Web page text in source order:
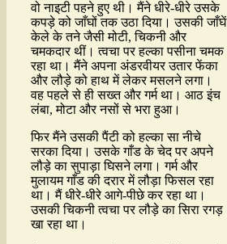
वो नाइटी पहने हुए थी। मैंने धीरे-धीरे उसके
कपड़े को जाँघों तक उठा दिया। उसकी जाँघें
केले के तने जैसी मोटी, चिकनी और
चमकदार थीं। त्वचा पर हल्का पसीना चमक
रहा था। मैंने अपना अंडरवीयर उतार फेंका
और लौड़े को हाथ में लेकर मसलने लगा।
वह पहले से ही सख्त और गर्म था। आठ इंच
लंबा, मोटा और नसों से भरा हुआ।
फिर मैंने उसकी पैंटी को हल्का सा नीचे
सरका दिया। उसके गाँड के चेद पर अपने
लौड़े का सुपाड़ा घिसने लगा। गर्म और
मुलायम गाँड की दरार में लौड़ा फिसल रहा
था। मैं धीरे-धीरे आगे-पीछे कर रहा था।
उसकी चिकनी त्वचा पर लौड़े का सिरा रगड़
खा रहा था।